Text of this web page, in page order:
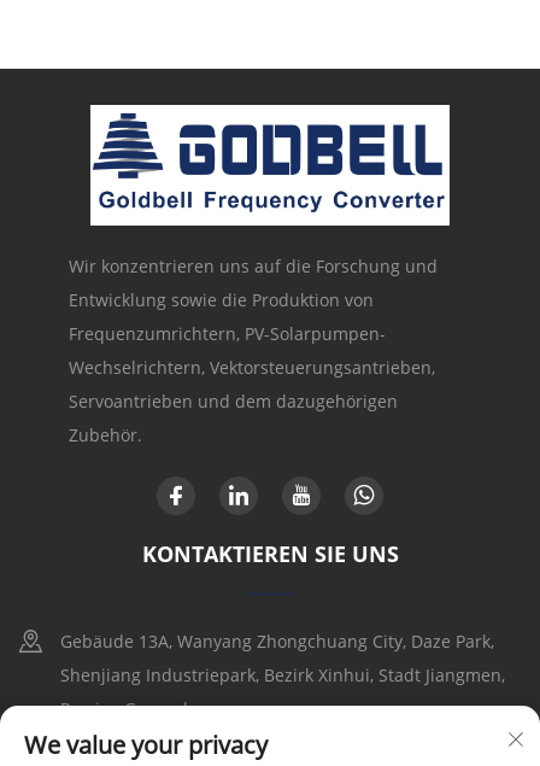
Wir konzentrieren uns auf die Forschung und
Entwicklung sowie die Produktion von
Frequenzumrichtern, PV-Solarpumpen-
Wechselrichtern, Vektorsteuerungsantrieben,
Servoantrieben und dem dazugehörigen
Zubehör.
KONTAKTIEREN SIE UNS
Gebäude 13A, Wanyang Zhongchuang City, Daze Park,
Shenjiang Industriepark, Bezirk Xinhui, Stadt Jiangmen,
Provinz Guangdong
We value your privacy